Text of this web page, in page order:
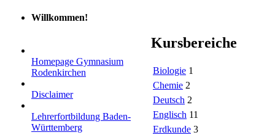
Willkommen!
Homepage Gymnasium
Rodenkirchen
Disclaimer
Lehrerfortbildung Baden-
Württemberg
Kursbereiche
Biologie 1
Chemie 2
Deutsch 2
Englisch 11
Erdkunde 3